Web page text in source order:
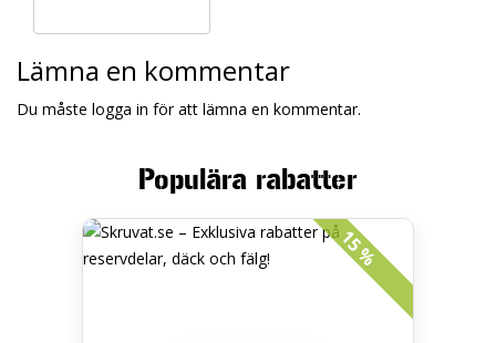
Lämna en kommentar
Du måste logga in för att lämna en kommentar.
Populära rabatter
15 %